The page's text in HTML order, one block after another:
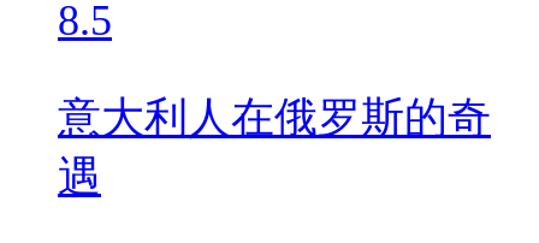
8.5
意大利人在俄罗斯的奇
遇